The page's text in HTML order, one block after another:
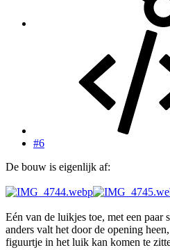
#6
De bouw is eigenlijk af:
Eén van de luikjes toe, met een paar
anders valt het door de opening
figuurtje in het luik kan komen te